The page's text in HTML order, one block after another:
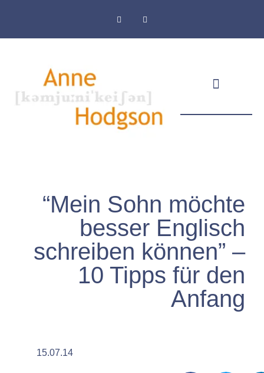
“Mein Sohn möchte
besser Englisch
schreiben können” –
10 Tipps für den
Anfang
15.07.14